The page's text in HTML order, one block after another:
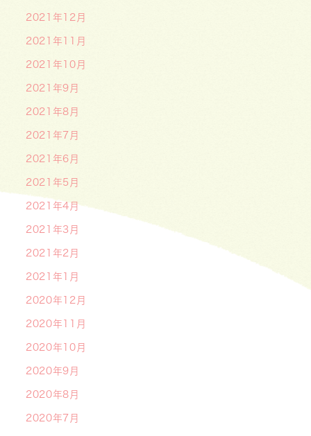
2021年12月
2021年11月
2021年10月
2021年9月
2021年8月
2021年7月
2021年6月
2021年5月
2021年4月
2021年3月
2021年2月
2021年1月
2020年12月
2020年11月
2020年10月
2020年9月
2020年8月
2020年7月